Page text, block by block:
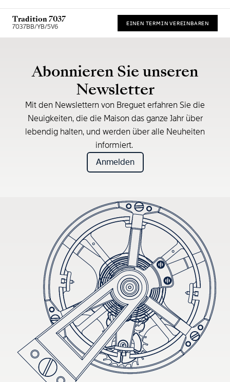
Tradition 7037
7037BB/YB/5V6 EINEN TERMIN VEREINBAREN
Abonnieren Sie unseren
Newsletter
Mit den Newslettern von Breguet erfahren Sie die
Neuigkeiten, die die Maison das ganze Jahr über
lebendig halten, und werden über alle Neuheiten
informiert.
Anmelden